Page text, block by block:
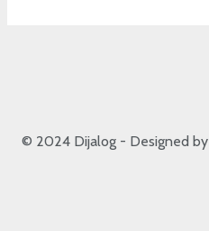
© 2024 Dijalog - Designed by